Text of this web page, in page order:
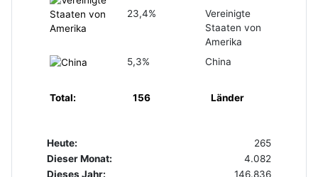
23,4%
Vereinigte
Staaten von
Amerika
5,3%
China
Total: 156 Länder
Heute:
265
Dieser Monat:
4.082
Dieses Jahr:
146.836